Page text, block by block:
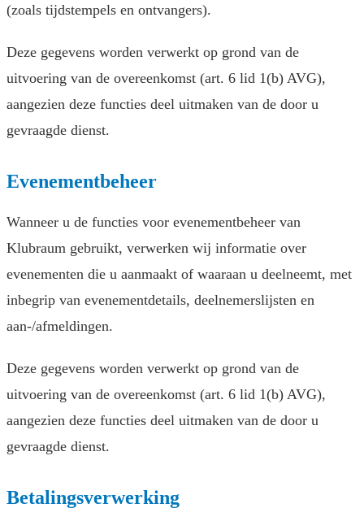
(zoals tijdstempels en ontvangers).
Deze gegevens worden verwerkt op grond van de
uitvoering van de overeenkomst (art. 6 lid 1(b) AVG),
aangezien deze functies deel uitmaken van de door u
gevraagde dienst.
Evenementbeheer
Wanneer u de functies voor evenementbeheer van
Klubraum gebruikt, verwerken wij informatie over
evenementen die u aanmaakt of waaraan u deelneemt, met
inbegrip van evenementdetails, deelnemerslijsten en
aan-/afmeldingen.
Deze gegevens worden verwerkt op grond van de
uitvoering van de overeenkomst (art. 6 lid 1(b) AVG),
aangezien deze functies deel uitmaken van de door u
gevraagde dienst.
Betalingsverwerking